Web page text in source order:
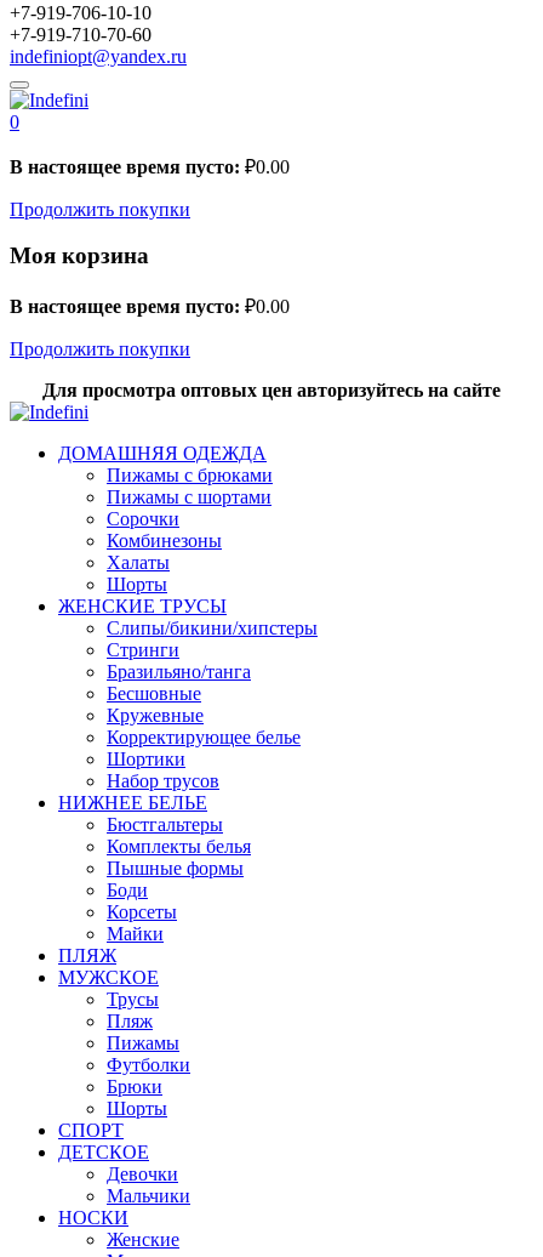
+7-919-706-10-10
+7-919-710-70-60
indefiniopt@yandex.ru
0
В настоящее время пусто: ₽0.00
Продолжить покупки
Моя корзина
В настоящее время пусто: ₽0.00
Продолжить покупки
Для просмотра оптовых цен авторизуйтесь на сайте
ДОМАШНЯЯ ОДЕЖДА
Пижамы с брюками
Пижамы с шортами
Сорочки
Комбинезоны
Халаты
Шорты
ЖЕНСКИЕ ТРУСЫ
Слипы/бикини/хипстеры
Стринги
Бразильяно/танга
Бесшовные
Кружевные
Корректирующее белье
Шортики
Набор трусов
НИЖНЕЕ БЕЛЬЕ
Бюстгальтеры
Комплекты белья
Пышные формы
Боди
Корсеты
Майки
ПЛЯЖ
МУЖСКОЕ
Трусы
Пляж
Пижамы
Футболки
Брюки
Шорты
СПОРТ
ДЕТСКОЕ
Девочки
Мальчики
НОСКИ
Женские